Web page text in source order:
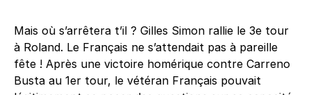
Mais où s’arrêtera t’il ? Gilles Simon rallie le 3e tour
à Roland. Le Français ne s’attendait pas à pareille
fête ! Après une victoire homérique contre Carreno
Busta au 1er tour, le vétéran Français pouvait